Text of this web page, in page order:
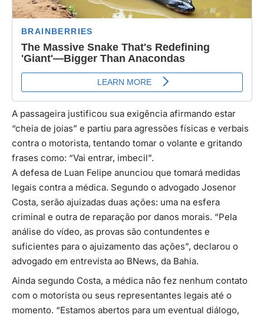
A passageira justificou sua exigência afirmando estar
“cheia de joias” e partiu para agressões físicas e verbais
contra o motorista, tentando tomar o volante e gritando
frases como: “Vai entrar, imbecil”.
A defesa de Luan Felipe anunciou que tomará medidas
legais contra a médica. Segundo o advogado Josenor
Costa, serão ajuizadas duas ações: uma na esfera
criminal e outra de reparação por danos morais. “Pela
análise do vídeo, as provas são contundentes e
suficientes para o ajuizamento das ações”, declarou o
advogado em entrevista ao BNews, da Bahia.
Ainda segundo Costa, a médica não fez nenhum contato
com o motorista ou seus representantes legais até o
momento. “Estamos abertos para um eventual diálogo,